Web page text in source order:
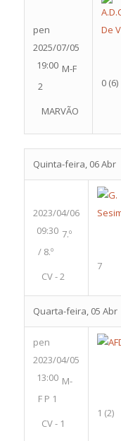
pen
2025/07/05
19:00 M-F
2
MARVÃO
0 (6)
Quinta-feira, 06 Abr
2023/04/06
09:30 7.º
/ 8.º
CV - 2
7
Quarta-feira, 05 Abr
pen
2023/04/05
13:00 M-
F P 1
CV - 1
1 (2)